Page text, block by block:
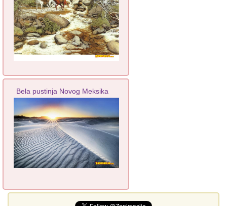
Bela pustinja Novog Meksika